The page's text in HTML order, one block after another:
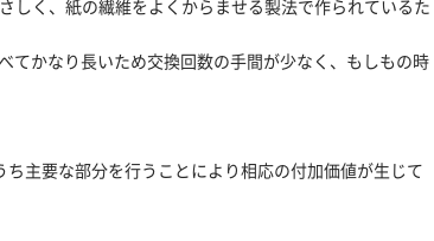
しく、紙の繊維をよくからませる製法で作られているた
かなり長いため交換回数の手間が少なく、もしもの時
主要な部分を行うことにより相応の付加価値が生じて